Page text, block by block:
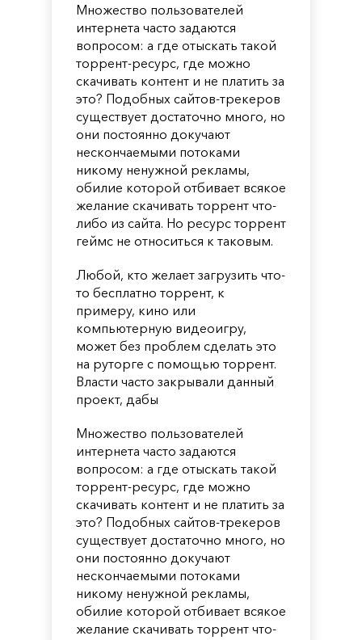
Множество пользователей
интернета часто задаются
вопросом: а где отыскать такой
торрент-ресурс, где можно
скачивать контент и не платить за
это? Подобных сайтов-трекеров
существует достаточно много, но
они постоянно докучают
нескончаемыми потоками
никому ненужной рекламы,
обилие которой отбивает всякое
желание скачивать торрент что-
либо из сайта. Но ресурс торрент
геймс не относиться к таковым.
Любой, кто желает загрузить что-
то бесплатно торрент, к
примеру, кино или
компьютерную видеоигру,
может без проблем сделать это
на руторге с помощью торрент.
Власти часто закрывали данный
проект, дабы
Множество пользователей
интернета часто задаются
вопросом: а где отыскать такой
торрент-ресурс, где можно
скачивать контент и не платить за
это? Подобных сайтов-трекеров
существует достаточно много, но
они постоянно докучают
нескончаемыми потоками
никому ненужной рекламы,
обилие которой отбивает всякое
желание скачивать торрент что-